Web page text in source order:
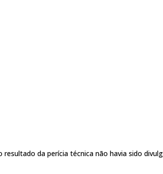
da perícia técnica não havia sido